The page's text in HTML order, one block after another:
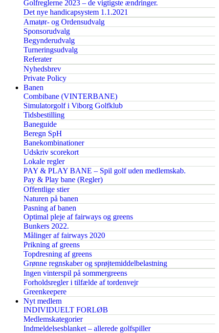
Golfreglerne 2023 – de vigtigste ændringer.
Det nye handicapsystem 1.1.2021
Amatør- og Ordensudvalg
Sponsorudvalg
Begynderudvalg
Turneringsudvalg
Referater
Nyhedsbrev
Private Policy
Banen
Combibane (VINTERBANE)
Simulatorgolf i Viborg Golfklub
Tidsbestilling
Baneguide
Beregn SpH
Banekombinationer
Udskriv scorekort
Lokale regler
PAY & PLAY BANE – Spil golf uden medlemskab.
Pay & Play bane (Regler)
Offentlige stier
Naturen på banen
Pasning af banen
Optimal pleje af fairways og greens
Bunkers 2022.
Målinger af fairways 2020
Prikning af greens
Topdresning af greens
Grønne regnskaber og sprøjtemiddelbelastning
Ingen vinterspil på sommergreens
Forholdsregler i tilfælde af tordenvejr
Greenkeepere
Nyt medlem
INDIVIDUELT FORLØB
Medlemskategorier
Indmeldelsesblanket – allerede golfspiller